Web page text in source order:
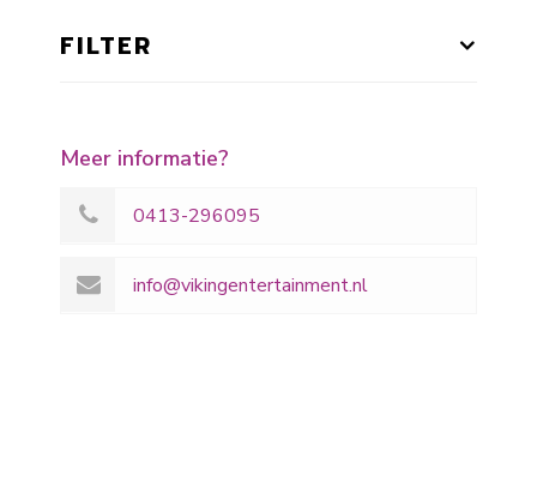
FILTER
Meer informatie?
0413-296095
info@vikingentertainment.nl